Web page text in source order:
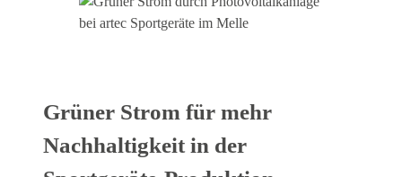
Grüner Strom für mehr
Nachhaltigkeit in der